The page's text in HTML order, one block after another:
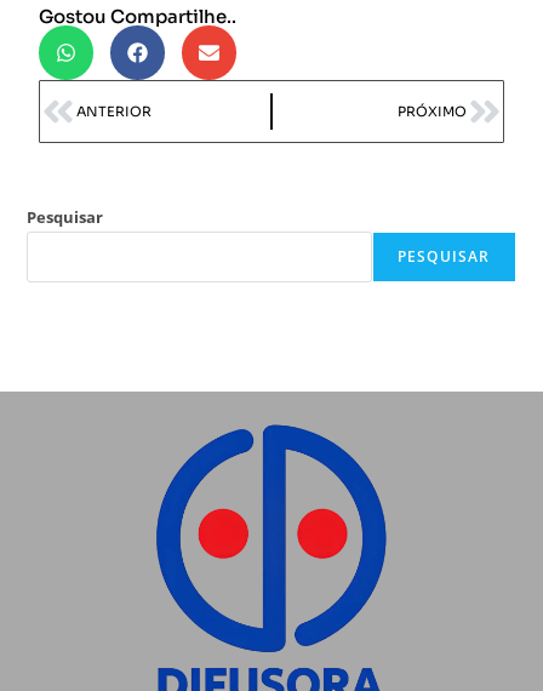
Gostou Compartilhe..
ANTERIOR PRÓXIMO
Pesquisar
PESQUISAR